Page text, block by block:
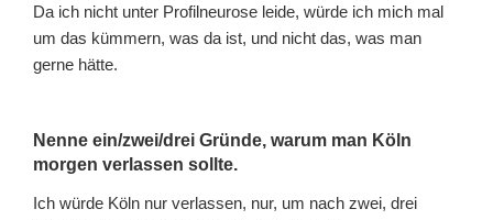
Da ich nicht unter Profilneurose leide, würde ich mich mal
um das kümmern, was da ist, und nicht das, was man
gerne hätte.
Nenne ein/zwei/drei Gründe, warum man Köln
morgen verlassen sollte.
Ich würde Köln nur verlassen, nur, um nach zwei, drei